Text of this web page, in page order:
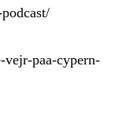
vejr-paa-cypern-